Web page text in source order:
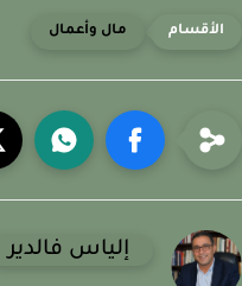
مال وأعمال
إلياس فالدير